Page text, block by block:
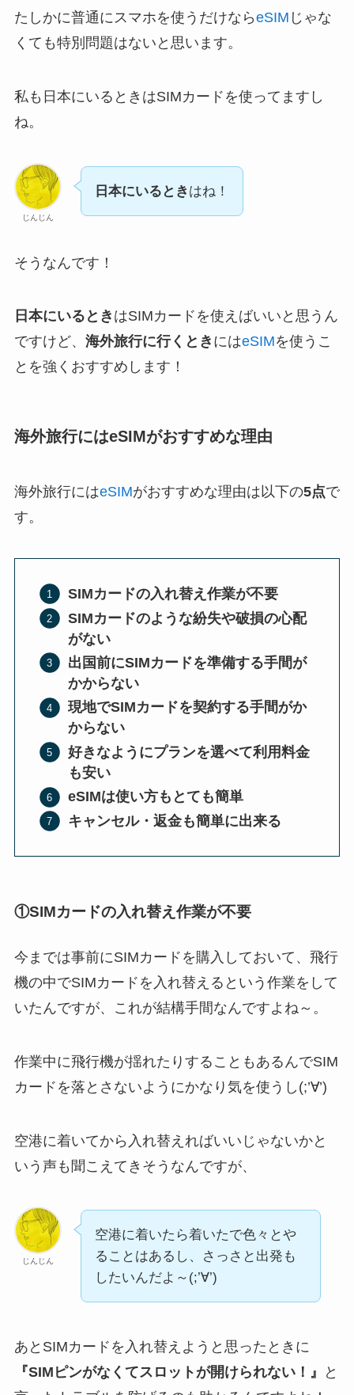
たしかに普通にスマホを使うだけならeSIM じゃな
くても特別問題はないと思います。
私も日本にいるときはSIMカードを使ってますし
ね。
じんじん
日本にいるとき はね！
そうなんです！
日本にいるとき はSIMカードを使えばいいと思うん
ですけど、 海外旅行に行くとき にはeSIMを使うこ
とを強くおすすめします！
海外旅行にはeSIMがおすすめな理由
海外旅行にはeSIMがおすすめな理由は以下の5点で
す。
SIMカードの入れ替え作業が不要
SIMカードのような紛失や破損の心配
がない
出国前にSIMカードを準備する手間が
かからない
現地でSIMカードを契約する手間がか
からない
好きなようにプランを選べて利用料金
も安い
eSIMは使い方もとても簡単
キャンセル・返金も簡単に出来る
①SIMカードの入れ替え作業が不要
今までは事前にSIMカードを購入しておいて、飛行
機の中でSIMカードを入れ替えるという作業をして
いたんですが、これが結構手間なんですよね～。
作業中に飛行機が揺れたりすることもあるんでSIM
カードを落とさないようにかなり気を使うし(;’∀’)
空港に着いてから入れ替えればいいじゃないかと
いう声も聞こえてきそうなんですが、
じんじん
空港に着いたら着いたで色々とや
ることはあるし、さっさと出発も
したいんだよ～(;’∀’)
あとSIMカードを入れ替えようと思ったときに
『SIMピンがなくてスロットが開けられない！』
と